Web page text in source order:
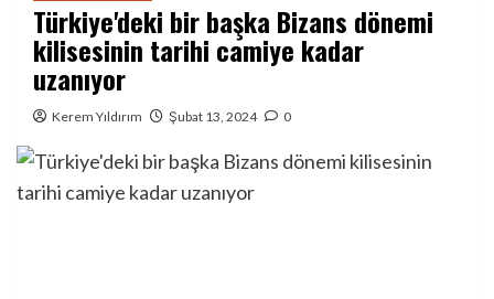
Türkiye'deki bir başka Bizans dönemi
kilisesinin tarihi camiye kadar
uzanıyor
Kerem Yıldırım Şubat 13, 2024 0